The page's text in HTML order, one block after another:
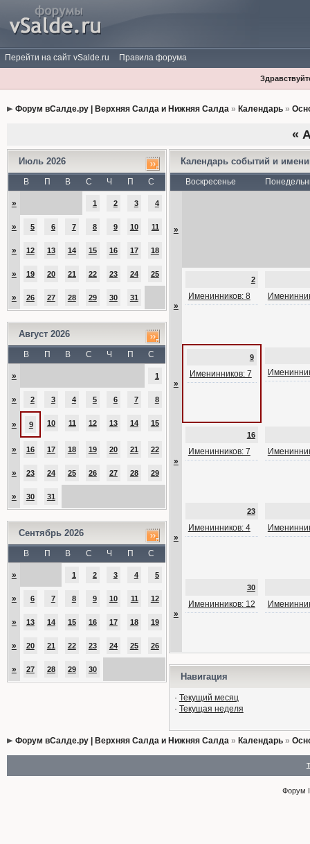
Перейти на сайт vSalde.ru Правила форума
Форум вСалде.ру | Верхняя Салда и Нижняя Салда» Календарь»
«
Июль 2026
В П В С Ч П С
» 1 2 3 4
» 5 6 7 8 9 10 11
» 12 13 14 15 16 17 18
» 19 20 21 22 23 24 25
» 26 27 28 29 30 31
Август 2026
В П В С Ч П С
» 1
» 2 3 4 5 6 7 8
» 9 10 11 12 13 14 15
» 16 17 18 19 20 21 22
» 23 24 25 26 27 28 29
» 30 31
Сентябрь 2026
В П В С Ч П С
» 1 2 3 4 5
» 6 7 8 9 10 11 12
» 13 14 15 16 17 18 19
» 20 21 22 23 24 25 26
» 27 28 29 30
Календарь событий и
Воскресенье
»
»
2
Именинников: 8
»
9
Именинников: 7
»
16
Именинников: 7
»
23
Именинников: 4
»
30
Именинников: 12
Навигация
· Текущий месяц
· Текущая неделя
Форум вСалде.ру | Верхняя Салда и Нижняя Салда» Календарь»
Форум